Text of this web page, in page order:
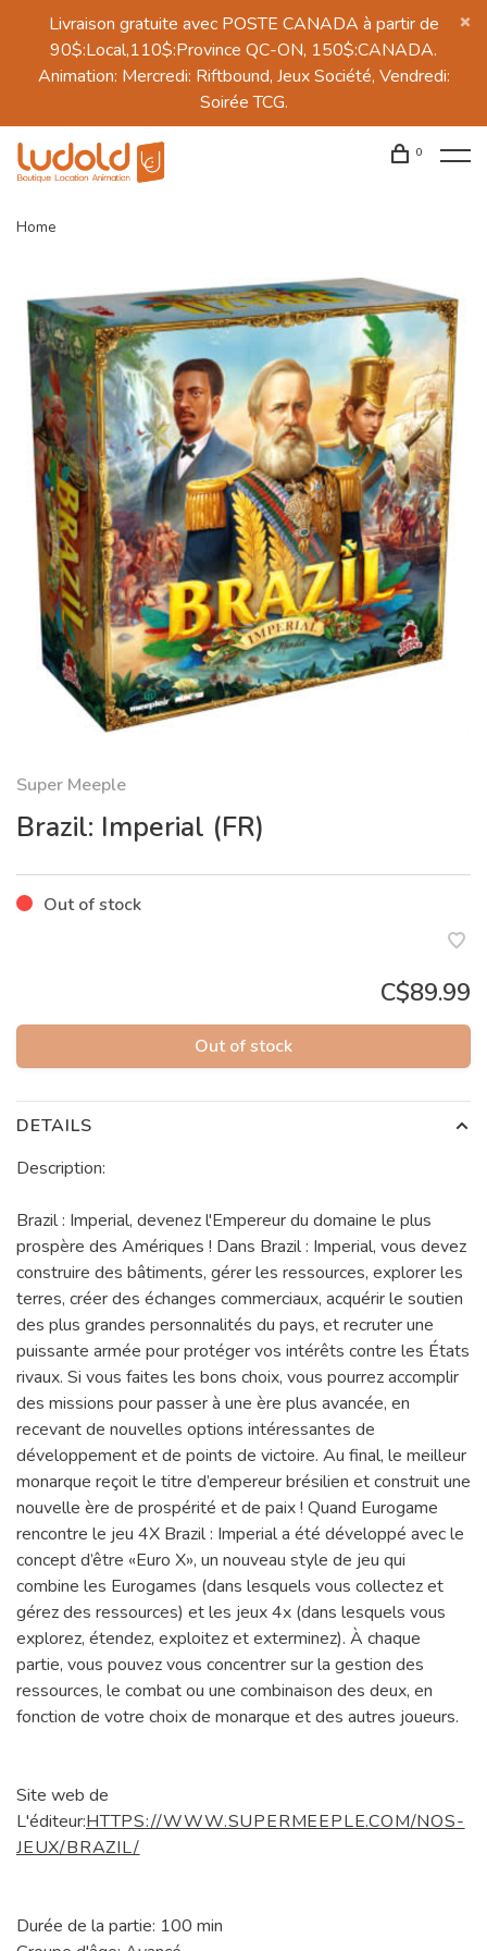
Livraison gratuite avec POSTE CANADA à partir de
90$:Local,110$:Province QC-ON, 150$:CANADA.
Animation: Mercredi: Riftbound, Jeux Société, Vendredi:
Soirée TCG.
0
Home
Super Meeple
Brazil: Imperial (FR)
Out of stock
C$89.99
Out of stock
DETAILS
Description:
Brazil : Imperial, devenez l'Empereur du domaine le plus
prospère des Amériques ! Dans Brazil : Imperial, vous devez
construire des bâtiments, gérer les ressources, explorer les
terres, créer des échanges commerciaux, acquérir le soutien
des plus grandes personnalités du pays, et recruter une
puissante armée pour protéger vos intérêts contre les États
rivaux. Si vous faites les bons choix, vous pourrez accomplir
des missions pour passer à une ère plus avancée, en
recevant de nouvelles options intéressantes de
développement et de points de victoire. Au final, le meilleur
monarque reçoit le titre d’empereur brésilien et construit une
nouvelle ère de prospérité et de paix ! Quand Eurogame
rencontre le jeu 4X Brazil : Imperial a été développé avec le
concept d’être «Euro X», un nouveau style de jeu qui
combine les Eurogames (dans lesquels vous collectez et
gérez des ressources) et les jeux 4x (dans lesquels vous
explorez, étendez, exploitez et exterminez). À chaque
partie, vous pouvez vous concentrer sur la gestion des
ressources, le combat ou une combinaison des deux, en
fonction de votre choix de monarque et des autres joueurs.
Site web de
L'éditeur:HTTPS://WWW.SUPERMEEPLE.COM/NOS-
JEUX/BRAZIL/
Durée de la partie: 100 min